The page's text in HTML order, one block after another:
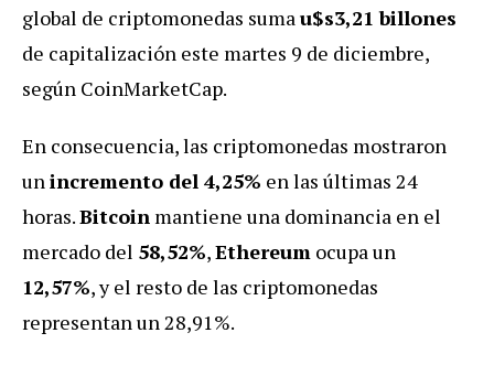
global de criptomonedas sumau$s3,21 billones
de capitalización este martes 9 de diciembre,
según CoinMarketCap.
En consecuencia, las criptomonedas mostraron
unincremento del 4,25% en las últimas 24
horas.Bitcoin mantiene una dominancia en el
mercado del 58,52%,Ethereum ocupa un
12,57%, y el resto de las criptomonedas
representan un 28,91%.